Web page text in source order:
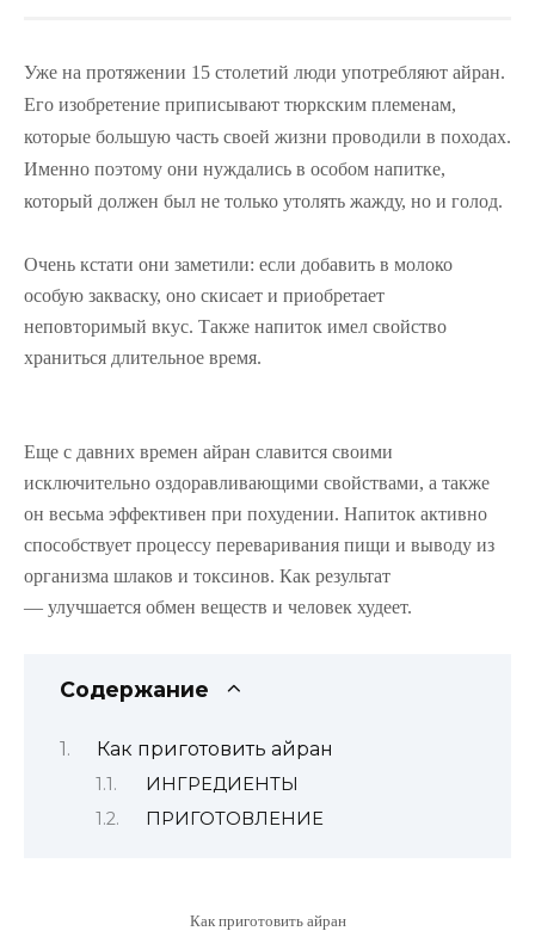
Уже на протяжении 15 столетий люди употребляют айран.
Его изобретение приписывают тюркским племенам,
которые большую часть своей жизни проводили в походах.
Именно поэтому они нуждались в особом напитке,
который должен был не только утолять жажду, но и голод.
Очень кстати они заметили: если добавить в молоко
особую закваску, оно скисает и приобретает
неповторимый вкус. Также напиток имел свойство
храниться длительное время.
Еще с давних времен айран славится своими
исключительно оздоравливающими свойствами, а также
он весьма эффективен при похудении. Напиток активно
способствует процессу переваривания пищи и выводу из
организма шлаков и токсинов. Как результат
— улучшается обмен веществ и человек худеет.
Содержание
Как приготовить айран
ИНГРЕДИЕНТЫ
ПРИГОТОВЛЕНИЕ
Как приготовить айран